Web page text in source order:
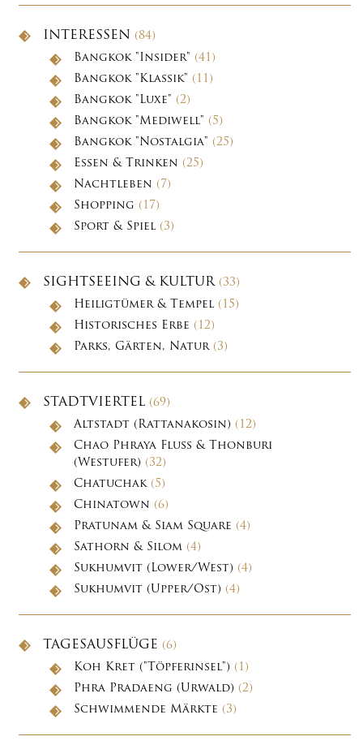
INTERESSEN (84)
Bangkok "Insider" (41)
Bangkok "Klassik" (11)
Bangkok "Luxe" (2)
Bangkok "Mediwell" (5)
Bangkok "Nostalgia" (25)
Essen & Trinken (25)
Nachtleben (7)
Shopping (17)
Sport & Spiel (3)
SIGHTSEEING & KULTUR(33)
Heiligtümer & Tempel (15)
Historisches Erbe (12)
Parks, Gärten, Natur(3)
STADTVIERTEL (69)
Altstadt (Rattanakosin) (12)
Chao Phraya Fluss & Thonburi
(Westufer) (32)
Chatuchak(5)
Chinatown (6)
Pratunam & Siam Square (4)
Sathorn & Silom (4)
Sukhumvit (Lower/West) (4)
Sukhumvit (Upper/Ost) (4)
TAGESAUSFLÜGE (6)
Koh Kret ("Töpferinsel") (1)
Phra Pradaeng (Urwald) (2)
Schwimmende Märkte (3)